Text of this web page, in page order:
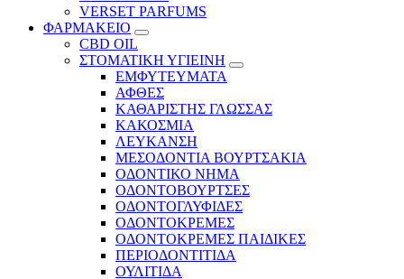
VERSET PARFUMS
ΦΑΡΜΑΚΕΙΟ
CBD OIL
ΣΤΟΜΑΤΙΚΗ ΥΓΙΕΙΝΗ
ΕΜΦΥΤΕΥΜΑΤΑ
ΑΦΘΕΣ
ΚΑΘΑΡΙΣΤΗΣ ΓΛΩΣΣΑΣ
ΚΑΚΟΣΜΙΑ
ΛΕΥΚΑΝΣΗ
ΜΕΣΟΔΟΝΤΙΑ ΒΟΥΡΤΣΑΚΙΑ
ΟΔΟΝΤΙΚΟ ΝΗΜΑ
ΟΔΟΝΤΟΒΟΥΡΤΣΕΣ
ΟΔΟΝΤΟΓΛΥΦΙΔΕΣ
ΟΔΟΝΤΟΚΡΕΜΕΣ
ΟΔΟΝΤΟΚΡΕΜΕΣ ΠΑΙΔΙΚΕΣ
ΠΕΡΙΟΔΟΝΤΙΤΙΔΑ
ΟΥΛΙΤΙΔΑ